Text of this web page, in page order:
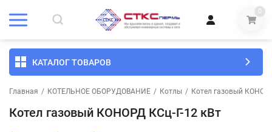
0
КАТАЛОГ ТОВАРОВ
Главная / КОТЕЛЬНОЕ ОБОРУДОВАНИЕ / Котлы / Котел газовый
Котел газовый КОНОРД КСц-Г-12 кВт